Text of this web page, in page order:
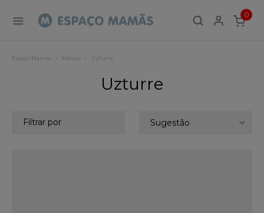
0
ITEMS
Espaço Mamãs Marcas Uzturre
Uzturre
Sugestão
Filtrar por